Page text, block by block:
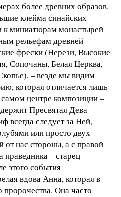
более древних образов.
клейма синайских
к миниатюрам монастырей
рельефам древней
фрески (Нерези, Высокие
Сопочаны, Белая Церква,
– везде мы видим
которая отличается лишь
центре композиции –
Пресвятая Дева
всегда следует за Ней,
или просто двух
от нас стороны, а с правой
праведника – старец
этого события
вдова Анна, которая в
пророчества. Она часто